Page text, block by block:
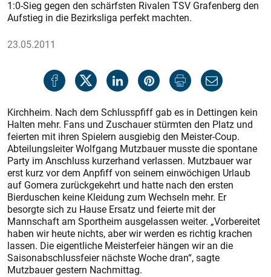
1:0-Sieg gegen den schärfsten Rivalen TSV Grafenberg den
Aufstieg in die Bezirksliga perfekt machten.
23.05.2011
Kirchheim. Nach dem Schlusspfiff gab es in Dettingen kein
Halten mehr. Fans und Zuschauer stürmten den Platz und
feierten mit ihren Spielern ausgiebig den Meister-Coup.
Abteilungsleiter Wolfgang Mutzbauer musste die spontane
Party im Anschluss kurzerhand verlassen. Mutzbauer war
erst kurz vor dem Anpfiff von seinem einwöchigen Urlaub
auf Gomera zurückgekehrt und hatte nach den ersten
Bierduschen keine Kleidung zum Wechseln mehr. Er
besorgte sich zu Hause Ersatz und feierte mit der
Mannschaft am Sportheim ausgelassen weiter. „Vorbereitet
haben wir heute nichts, aber wir werden es richtig krachen
lassen. Die eigentliche Meisterfeier hängen wir an die
Saisonabschlussfeier nächs­te Woche dran“, sagte
Mutzbauer gestern Nachmittag.